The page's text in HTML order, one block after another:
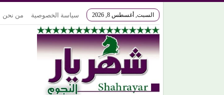
السبت, أغسطس 8, 2026 سياسة الخصوصية من نحن